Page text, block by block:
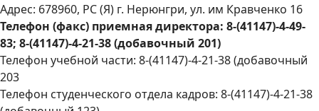
Адрес: 678960, РС (Я) г. Нерюнгри, ул. им Кравченко 16
Телефон (факс) приемная директора: 8-(41147)-4-49-
83; 8-(41147)-4-21-38 (добавочный 201)
Телефон учебной части: 8-(41147)-4-21-38 (добавочный
203
Телефон студенческого отдела кадров: 8-(41147)-4-21-38